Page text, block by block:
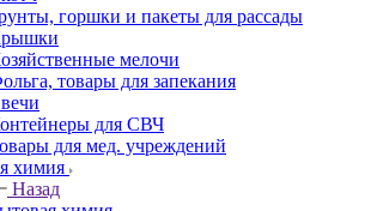
горшки и пакеты для рассады
мелочи
товары для запекания
для СВЧ
для мед. учреждений
химия
Назад